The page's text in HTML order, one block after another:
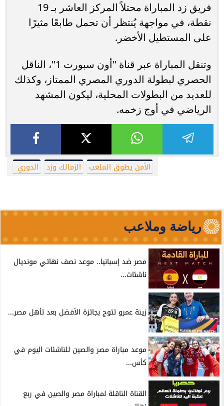
فريق زد المباراة محتلاً المركز العاشر بـ 19
نقطة، في مواجهة يُنتظر أن تحمل طابعًا مثيرًا
على المستطيل الأخضر.
وتنقل المباراة عبر قناة "أون سبورت 1"، الناقل
الحصري لبطولة الدوري المصري الممتاز، وكذلك
للعديد من البطولات المحلية، ليكون المشهد
الرياضي في أوج زخمه.
الأمن يطوق الملعب الزمالك وزد الدوري
رياضة وملاعب
مصر ضد إسبانيا.. موعد نصف نهائي مونديال
ناشئات...
زينة عمرو تتوج بجائزة الأفضل بعد تأهل مصر...
موعد مباراة مصر والصين للناشئات اليوم في
كأس...
القناة الناقلة لمباراة مصر والصين في ربع